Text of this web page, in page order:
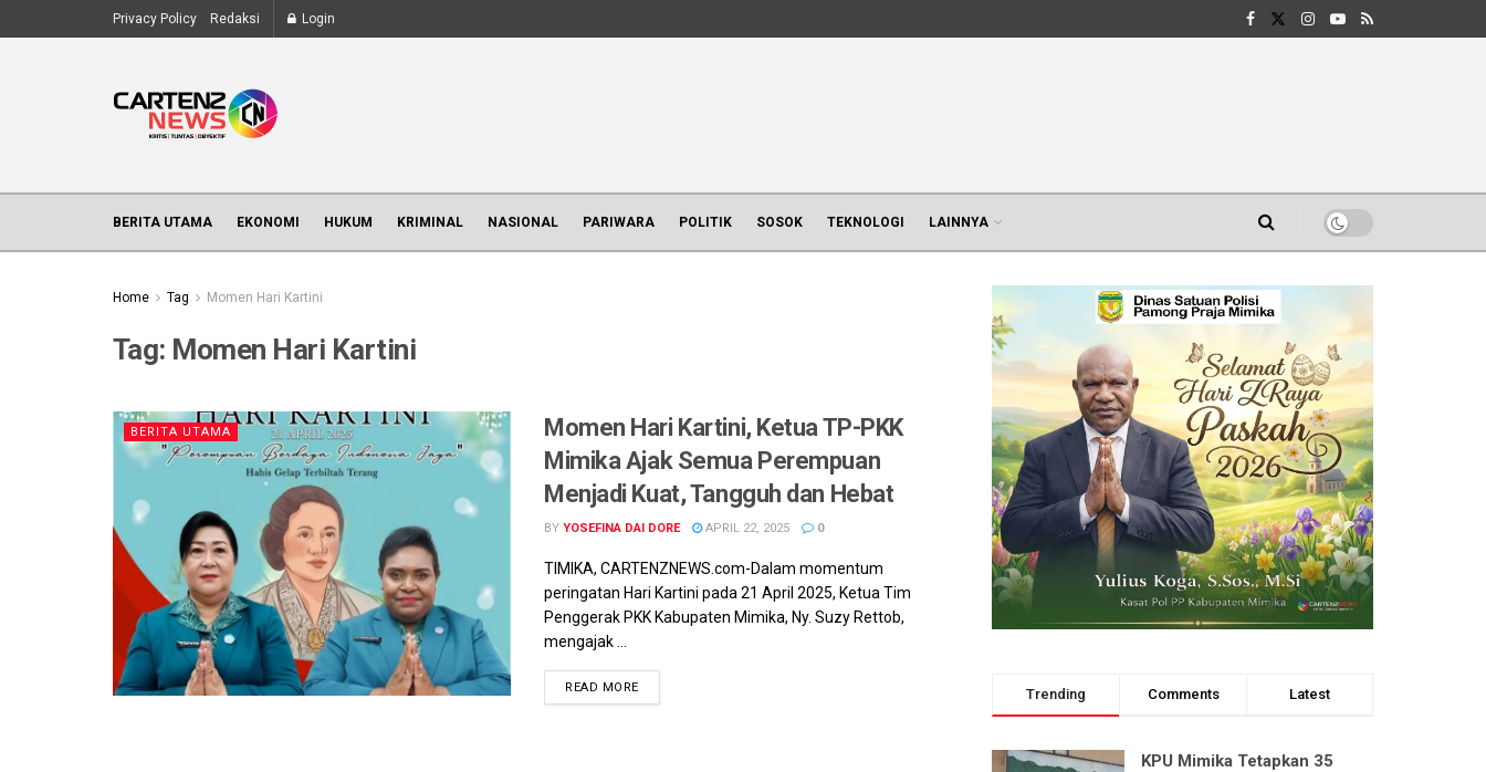
Privacy Policy Redaksi Login
BERITA UTAMA EKONOMI HUKUM KRIMINAL NASIONAL PARIWARA POLITIK SOSOK TEKNOLOGI LAINNYA
Home Tag Momen Hari Kartini
Tag: Momen Hari Kartini
BERITA UTAMA
Momen Hari Kartini, Ketua TP-PKK
Mimika Ajak Semua Perempuan
Menjadi Kuat, Tangguh dan Hebat
BY YOSEFINA DAI DORE APRIL 22, 2025 0
TIMIKA, CARTENZNEWS.com-Dalam momentum
peringatan Hari Kartini pada 21 April 2025, Ketua Tim
Penggerak PKK Kabupaten Mimika, Ny. Suzy Rettob,
mengajak ...
READ MORE Trending Comments Latest
KPU Mimika Tetapkan 35